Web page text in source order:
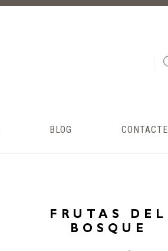
BLOG CONTACTE
FRUTAS DEL
BOSQUE